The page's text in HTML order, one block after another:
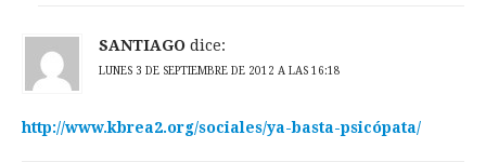
SANTIAGO dice:
LUNES 3 DE SEPTIEMBRE DE 2012 A LAS 16:18
http://www.kbrea2.org/sociales/ya-basta-psicópata/